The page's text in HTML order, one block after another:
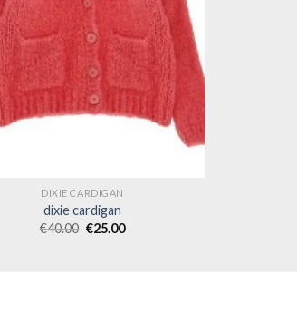
DIXIE CARDIGAN
dixie cardigan
€40.00 €25.00